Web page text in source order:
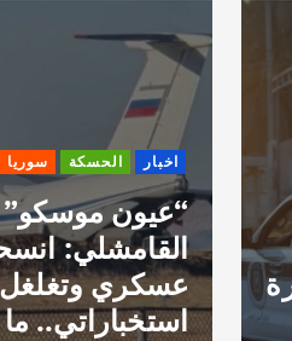
اخبار الحسكة سوريا
“عيون
القامشلي:
عسكري وتغلغل
استخباراتي..